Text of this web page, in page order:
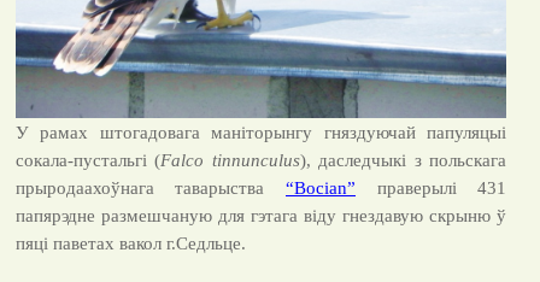
У рамах штогадовага маніторынгу гняздуючай папуляцыі
сокала-пустальгі (Falco tinnunculus), даследчыкі з польскага
прыродаахоўнага таварыства “Bocian” праверылі 431
папярэдне размешчаную для гэтага віду гнездавую скрыню ў
пяці паветах вакол г.Седльце.